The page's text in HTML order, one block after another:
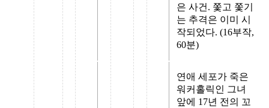
은 사건. 쫓고 쫓기
는 추격은 이미 시
작되었다. (16부작,
60분)
연애 세포가 죽은
워커홀릭인 그녀
앞에 17년 전의 꼬